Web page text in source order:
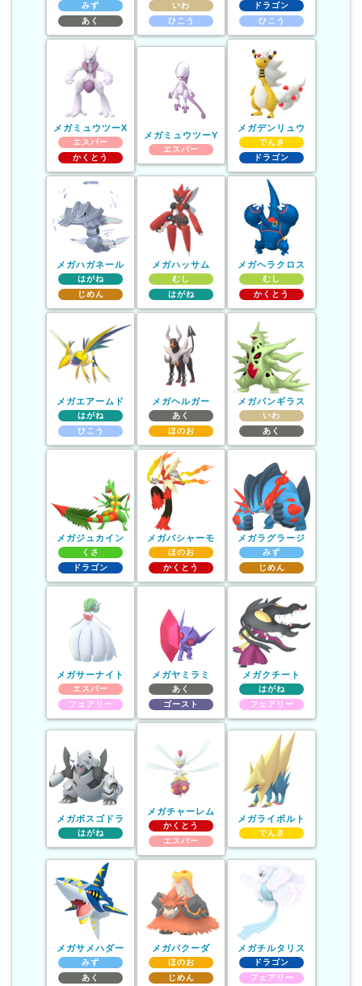
みず
あく
いわ
ひこう
ドラゴン
ひこう
メガミュウツーX
エスパー
かくとう
メガミュウツーY
エスパー
メガデンリュウ
でんき
ドラゴン
メガハガネール
はがね
じめん
メガハッサム
むし
はがね
メガヘラクロス
むし
かくとう
メガエアームド
はがね
ひこう
メガヘルガー
あく
ほのお
メガバンギラス
いわ
あく
メガジュカイン
くさ
ドラゴン
メガバシャーモ
ほのお
かくとう
メガラグラージ
みず
じめん
メガサーナイト
エスパー
フェアリー
メガヤミラミ
あく
ゴースト
メガクチート
はがね
フェアリー
メガボスゴドラ
はがね
メガチャーレム
かくとう
エスパー
メガライボルト
でんき
メガサメハダー
みず
あく
メガバクーダ
ほのお
じめん
メガチルタリス
ドラゴン
フェアリー